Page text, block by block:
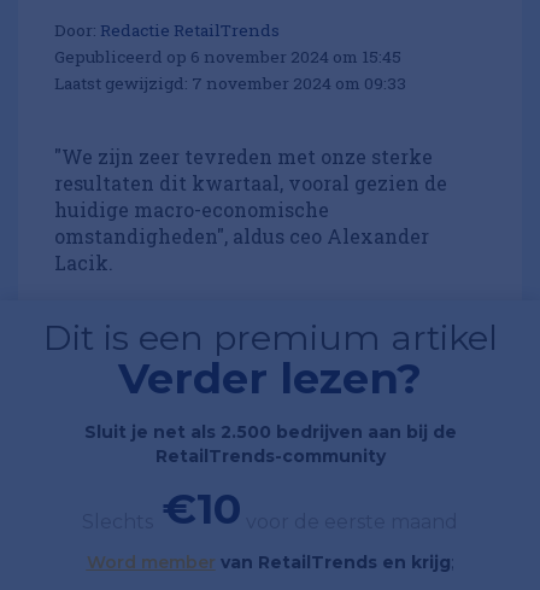
Door: Redactie RetailTrends
Gepubliceerd op 6 november 2024 om 15:45
Laatst gewijzigd: 7 november 2024 om 09:33
"We zijn zeer tevreden met onze sterke
resultaten dit kwartaal, vooral gezien de
huidige macro-economische
omstandigheden", aldus ceo Alexander
Lacik.
Dit is een premium artikel
Verder lezen?
Sluit je net als 2.500 bedrijven aan bij de
RetailTrends-community
€10
Word member van RetailTrends en krijg;